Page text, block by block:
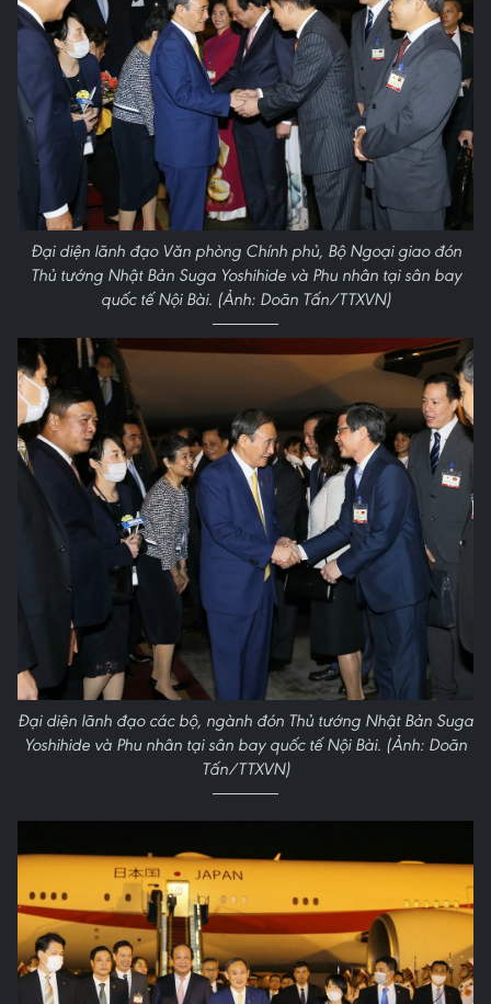
Đại diện lãnh đạo Văn phòng Chính phủ, Bộ Ngoại giao đón
Thủ tướng Nhật Bản Suga Yoshihide và Phu nhân tại sân bay
quốc tế Nội Bài. (Ảnh: Doãn Tấn/TTXVN)
Đại diện lãnh đạo các bộ, ngành đón Thủ tướng Nhật Bản Suga
Yoshihide và Phu nhân tại sân bay quốc tế Nội Bài. (Ảnh: Doãn
Tấn/TTXVN)